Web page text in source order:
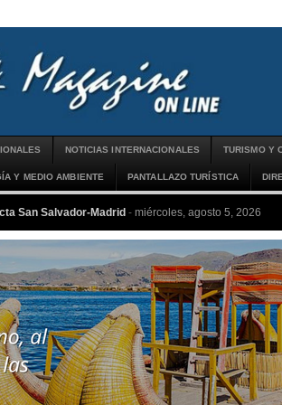
NOTICIAS INTERNACIONALES TURISMO Y
Y MEDIO AMBIENTE PANTALLAZO TURÍSTICA
San Salvador-Madrid - miércoles, agosto 5, 2026